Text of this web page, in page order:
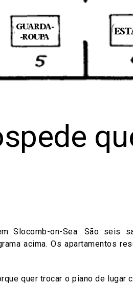
Slocomb-on-Sea. São seis
acima. Os apartamentos
quer trocar o piano de